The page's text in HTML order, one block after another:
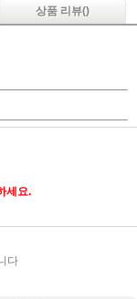
상품 리뷰()
세요.
다